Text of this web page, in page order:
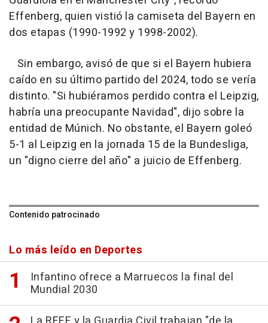
Effenberg, quien vistió la camiseta del Bayern en
dos etapas (1990-1992 y 1998-2002).
Sin embargo, avisó de que si el Bayern hubiera
caído en su último partido del 2024, todo se vería
distinto. "Si hubiéramos perdido contra el Leipzig,
habría una preocupante Navidad", dijo sobre la
entidad de Múnich. No obstante, el Bayern goleó
5-1 al Leipzig en la jornada 15 de la Bundesliga,
un "digno cierre del año" a juicio de Effenberg.
Contenido patrocinado
Lo más leído en Deportes
Infantino ofrece a Marruecos la final del
Mundial 2030